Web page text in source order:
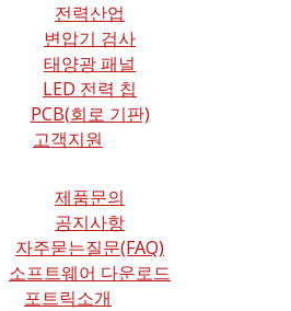
전력산업
변압기 검사
태양광 패널
LED 전력 칩
PCB(회로 기판)
고객지원
제품문의
공지사항
자주묻는질문(FAQ)
소프트웨어 다운로드
포트릭소개